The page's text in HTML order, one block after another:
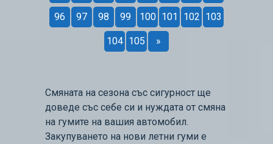
96 97 98 99 100 101 102 103
104 105 »
Смяната на сезона със сигурност ще
доведе със себе си и нуждата от смяна
на гумите на вашия автомобил.
Закупуването на нови летни гуми е